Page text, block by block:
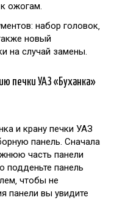
ожогам.
набор головок‚
новый
на случай замены.
печки УАЗ «Буханка»
и крану печки УАЗ
панель. Сначала
часть панели
подденьте панель
чтобы не
панели вы увидите